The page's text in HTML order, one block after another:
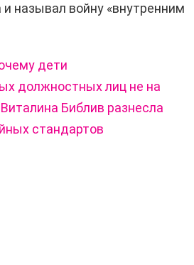
называл войну «внутренним
дети
должностных лиц не на
Библив разнесла
стандартов